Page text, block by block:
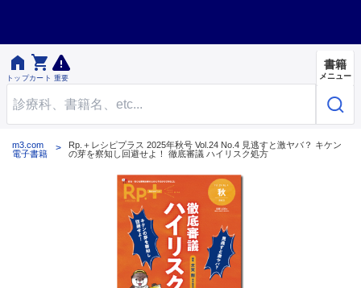

トップ

カート 重要
書籍
メニュー
m3.com
電子書籍
Rp.＋レシピプラス 2025年秋号 Vol.24 No.4 見逃すと激ヤバ？ キケン
の芽を察知し回避せよ！ 徹底審議 ハイリスク処方